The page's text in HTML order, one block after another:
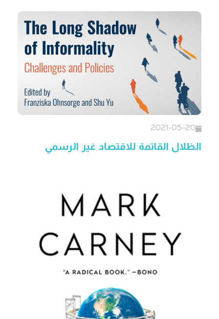
2021-05-20
الظلال القاتمة للاقتصاد غير الرسمي